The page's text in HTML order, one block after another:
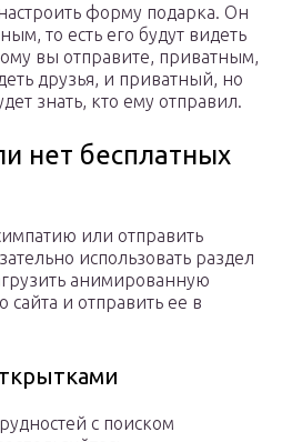
форму подарка. Он
то есть его будут видеть
вы отправите, приватным,
друзья, и приватный, но
знать, кто ему отправил.
нет бесплатных
или отправить
использовать раздел
анимированную
сайта и отправить ее в
с поиском